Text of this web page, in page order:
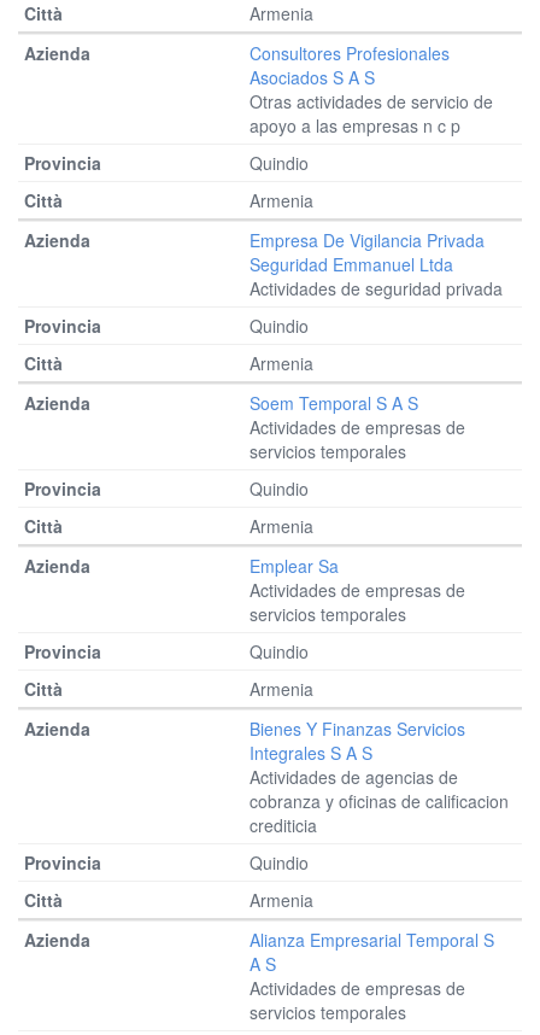
Armenia
Consultores Profesionales
Asociados S A S
Otras actividades de servicio de
apoyo a las empresas n c p
Quindio
Armenia
Empresa De Vigilancia Privada
Seguridad Emmanuel Ltda
Actividades de seguridad privada
Quindio
Armenia
Soem Temporal S A S
Actividades de empresas de
servicios temporales
Quindio
Armenia
Emplear Sa
Actividades de empresas de
servicios temporales
Quindio
Armenia
Bienes Y Finanzas Servicios
Integrales S A S
Actividades de agencias de
cobranza y oficinas de calificacion
crediticia
Quindio
Armenia
Alianza Empresarial Temporal S
A S
Actividades de empresas de
servicios temporales